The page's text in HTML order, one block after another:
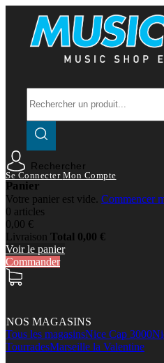
Rechercher
Se Connecter Mon Compte
Panier
Votre panier est vide. Commencer
0 articles
0,00 €
Livraison Total 0,00 €
Voir le panier
Commander
NOS MAGASINS
Tous les magasinsNice Cap 3000
TourradesMarseille la Valentine